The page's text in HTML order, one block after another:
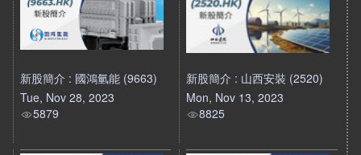
新股簡介 : 國鴻氫能 (9663)
Tue, Nov 28, 2023
5879
新股簡介 : 山西安裝 (2520)
Mon, Nov 13, 2023
8825